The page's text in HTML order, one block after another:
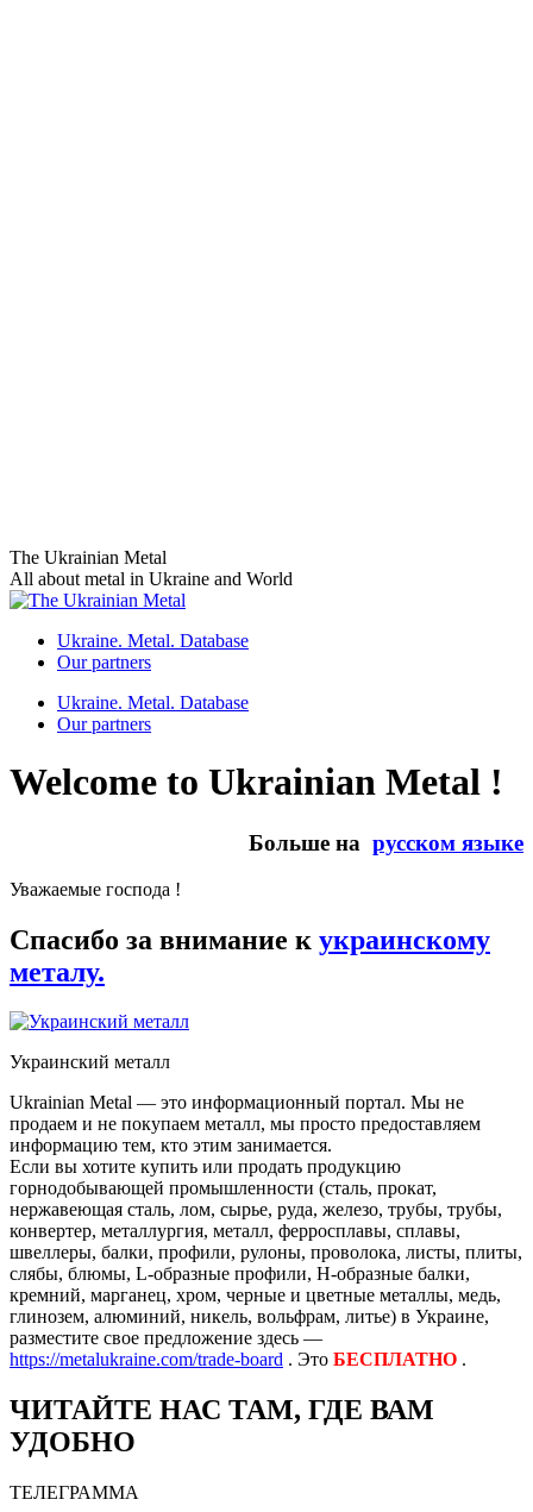
Skip
to
content
The Ukrainian Metal
All about metal in Ukraine and World
Ukraine. Metal. Database
Our partners
Ukraine. Metal. Database
Our partners
Welcome to Ukrainian Metal !
Больше на русском языке
Уважаемые господа !
Спасибо за внимание к украинскому
металу.
Украинский металл
Ukrainian Metal — это информационный портал. Мы не
продаем и не покупаем металл, мы просто предоставляем
информацию тем, кто этим занимается.
Если вы хотите купить или продать продукцию
горнодобывающей промышленности (сталь, прокат,
нержавеющая сталь, лом, сырье, руда, железо, трубы, трубы,
конвертер, металлургия, металл, ферросплавы, сплавы,
швеллеры, балки, профили, рулоны, проволока, листы, плиты,
слябы, блюмы, L-образные профили, H-образные балки,
кремний, марганец, хром, черные и цветные металлы, медь,
глинозем, алюминий, никель, вольфрам, литье) в Украине,
разместите свое предложение здесь —
https://metalukraine.com/trade-board . Это БЕСПЛАТНО .
ЧИТАЙТЕ НАС ТАМ, ГДЕ ВАМ
УДОБНО
ТЕЛЕГРАММА